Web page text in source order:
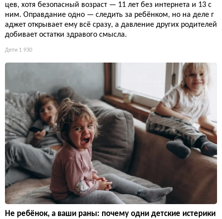
цев, хотя безопасный возраст — 11 лет без интернета и 13 с
ним. Оправдание одно — следить за ребёнком, но на деле г
аджет открывает ему всё сразу, а давление других родителей
добивает остатки здравого смысла.
Дети 1 930
Не ребёнок, а ваши раны: почему одни детские истерики